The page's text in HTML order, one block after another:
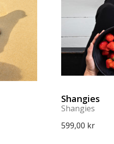
Shangies
Shangies
599,00 kr